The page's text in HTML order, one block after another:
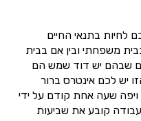
בתנאי החיים
משפחתי ובין אם בבית
שבהם יש דוד שמש הם
יש לכם אינטרס ברור
שעה אחת קודם על ידי
קובע את שביעות